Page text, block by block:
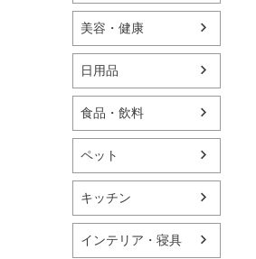
美容・健康
日用品
食品・飲料
ペット
キッチン
インテリア・寝具